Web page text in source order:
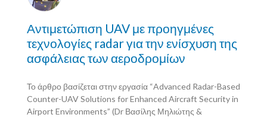
Αντιμετώπιση UAV με προηγμένες
τεχνολογίες radar για την ενίσχυση της
ασφάλειας των αεροδρομίων
Το άρθρο βασίζεται στην εργασία “Advanced Radar-Based
Counter-UAV Solutions for Enhanced Aircraft Security in
Airport Environments” (Dr Βασίλης Μηλιώτης &